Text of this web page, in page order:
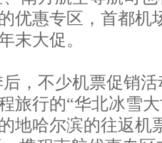
优惠专区，首都机
末大促。
，不少机票促销
旅行的“华北冰雪
地哈尔滨的往返机